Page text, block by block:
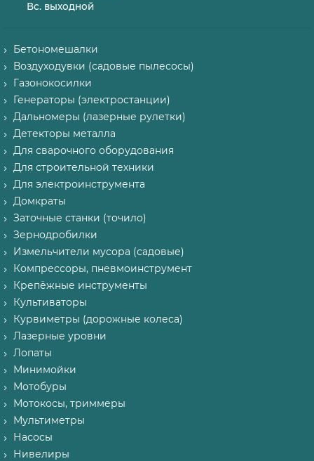
Вс. выходной
Бетономешалки
Воздуходувки (садовые пылесосы)
Газонокосилки
Генераторы (электростанции)
Дальномеры (лазерные рулетки)
Детекторы металла
Для сварочного оборудования
Для строительной техники
Для электроинструмента
Домкраты
Заточные станки (точило)
Зернодробилки
Измельчители мусора (садовые)
Компрессоры, пневмоинструмент
Крепёжные инструменты
Культиваторы
Курвиметры (дорожные колеса)
Лазерные уровни
Лопаты
Минимойки
Мотобуры
Мотокосы, триммеры
Мультиметры
Насосы
Нивелиры